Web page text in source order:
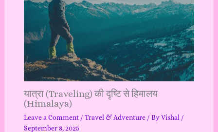
यात्रा (Traveling) की दृष्टि से हिमालय
(Himalaya)
Leave a Comment / Travel & Adventure/ ByVishal /
September 8, 2025